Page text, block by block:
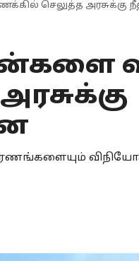
செலுத்த அரசுக்கு